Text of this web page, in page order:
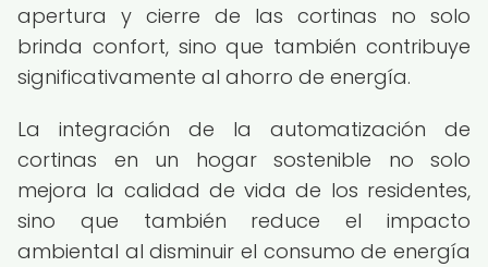
apertura y cierre de las cortinas no solo
brinda confort, sino que también contribuye
significativamente al ahorro de energía.
La integración de la automatización de
cortinas en un hogar sostenible no solo
mejora la calidad de vida de los residentes,
sino que también reduce el impacto
ambiental al disminuir el consumo de energía